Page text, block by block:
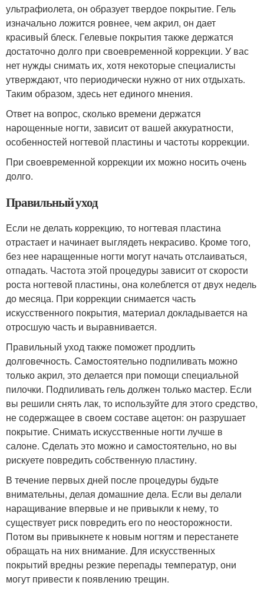
ультрафиолета, он образует твердое покрытие. Гель
изначально ложится ровнее, чем акрил, он дает
красивый блеск. Гелевые покрытия также держатся
достаточно долго при своевременной коррекции. У вас
нет нужды снимать их, хотя некоторые специалисты
утверждают, что периодически нужно от них отдыхать.
Таким образом, здесь нет единого мнения.
Ответ на вопрос, сколько времени держатся
нарощенные ногти, зависит от вашей аккуратности,
особенностей ногтевой пластины и частоты коррекции.
При своевременной коррекции их можно носить очень
долго.
Правильный уход
Если не делать коррекцию, то ногтевая пластина
отрастает и начинает выглядеть некрасиво. Кроме того,
без нее наращенные ногти могут начать отслаиваться,
отпадать. Частота этой процедуры зависит от скорости
роста ногтевой пластины, она колеблется от двух недель
до месяца. При коррекции снимается часть
искусственного покрытия, материал докладывается на
отросшую часть и выравнивается.
Правильный уход также поможет продлить
долговечность. Самостоятельно подпиливать можно
только акрил, это делается при помощи специальной
пилочки. Подпиливать гель должен только мастер. Если
вы решили снять лак, то используйте для этого средство,
не содержащее в своем составе ацетон: он разрушает
покрытие. Снимать искусственные ногти лучше в
салоне. Сделать это можно и самостоятельно, но вы
рискуете повредить собственную пластину.
В течение первых дней после процедуры будьте
внимательны, делая домашние дела. Если вы делали
наращивание впервые и не привыкли к нему, то
существует риск повредить его по неосторожности.
Потом вы привыкнете к новым ногтям и перестанете
обращать на них внимание. Для искусственных
покрытий вредны резкие перепады температур, они
могут привести к появлению трещин.